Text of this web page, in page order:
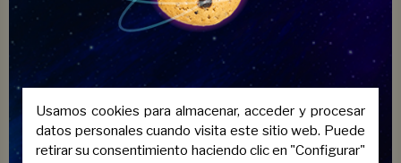
Usamos cookies para almacenar, acceder y procesar
datos personales cuando visita este sitio web. Puede
retirar su consentimiento haciendo clic en "Configurar"